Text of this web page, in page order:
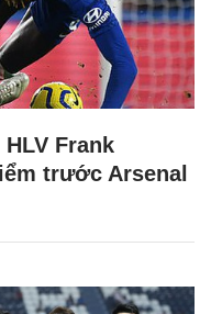
Frank
trước Arsenal